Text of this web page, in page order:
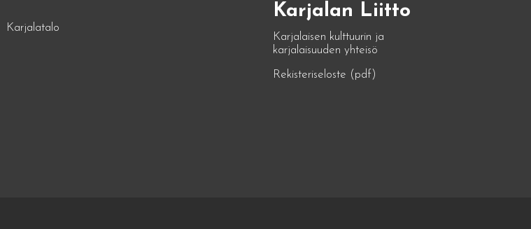
Karjalatalo
Karjalan Liitto
Karjalaisen kulttuurin ja
karjalaisuuden yhteisö
Rekisteriseloste (pdf)